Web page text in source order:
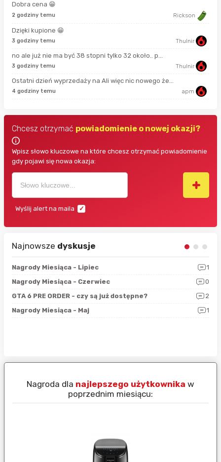
Dobra cena 😁
2 godziny temu Rickson
Dzięki kupione 😁
3 godziny temu Thulnir
no ale już nie ma być 38 stopni tylko 32 około.. p...
3 godziny temu Thulnir
Ostatni dzień wyprzedaży na Ali więc nic nowego że...
4 godziny temu apm
Chcesz otrzymać powiadomienie o nowej okazji?
Wpisz słowo kluczowe na które chcesz otrzymać powiadomienie
gdy pojawi się nowa okazja:
Wyślij alert na maila
Najnowsze dyskusje
Nagrody Miesiąca - Lipiec
1
Nagrody Miesiąca - Czerwiec
0
GTA 6 PRE ORDER - czy są już dostępne?
2
Nagrody Miesiąca - Maj
1
Nagroda dla najlepszego użytkownika w
poprzednim miesiącu: